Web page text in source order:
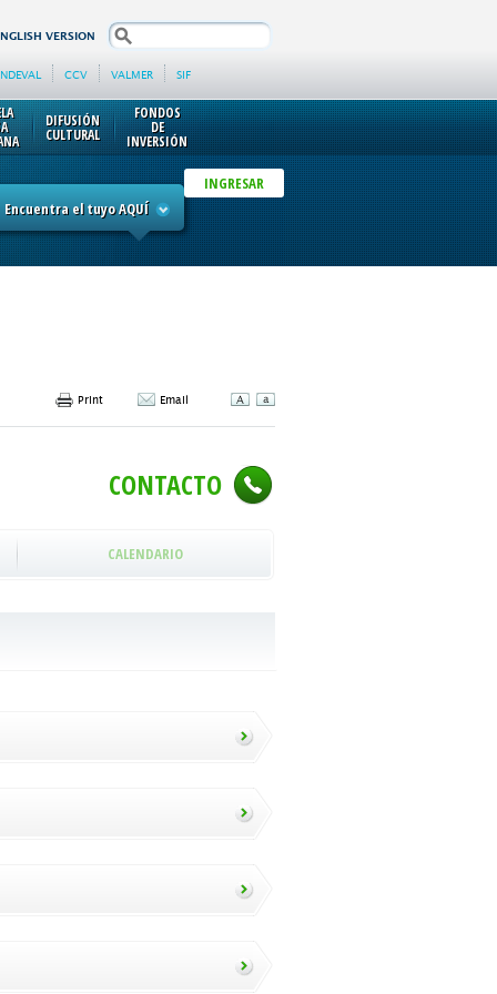
VERSION search
CCV VALMER SIF
DIFUSIÓN
CULTURAL
FONDOS
DE
INVERSIÓN
INGRESAR
Encuentra el tuyo AQUÍ
Print Email
CONTACTO
CALENDARIO